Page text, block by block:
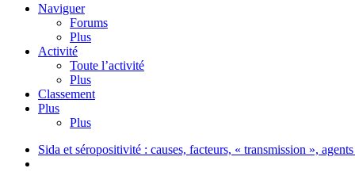
Naviguer
Forums
Plus
Activité
Toute l’activité
Plus
Classement
Plus
Plus
Sida et séropositivité : causes, facteurs, « transmission »,